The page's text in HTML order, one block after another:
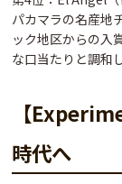
パカマラの名産地
ック地区からの入賞
な口当たり と調和
【
時代へ